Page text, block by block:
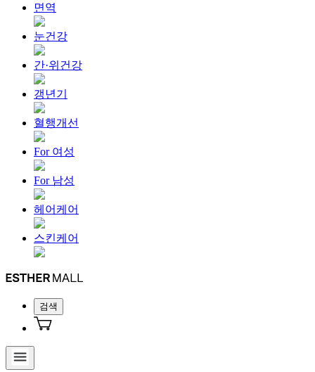
면역
눈건강
간·위건강
갱년기
혈행개선
For 여성
For 남성
헤어케어
스킨케어
검색